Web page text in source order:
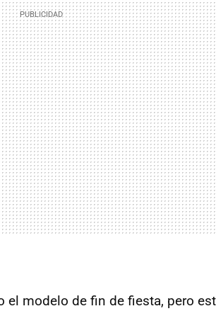
el modelo de fin de fiesta, pero